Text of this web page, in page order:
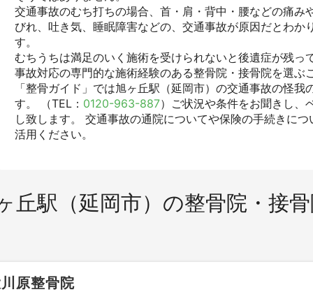
交通事故のむち打ちの場合、首・肩・背中・腰などの痛み
びれ、吐き気、睡眠障害などの、交通事故が原因だとわか
す。
むちうちは満足のいく施術を受けられないと後遺症が残っ
事故対応の専門的な施術経験のある整骨院・接骨院を選ぶ
「整骨ガイド」では旭ヶ丘駅（延岡市）の交通事故の怪
す。 （TEL： 0120-963-887）ご状況や条件をお聞きし、
し致します。 交通事故の通院についてや保険の手続きに
活用ください。
丘駅（延岡市）の整骨院・接
原整骨院